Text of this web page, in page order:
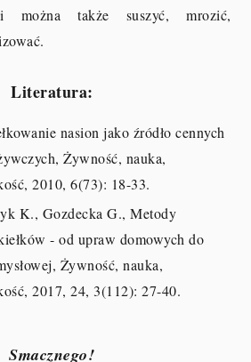
można także suszyć, mrozić,
Literatura:
nasion jako źródło cennych
Żywność, nauka,
2010, 6(73): 18-33.
K., Gozdecka G., Metody
- od upraw domowych do
Żywność, nauka,
2017, 24, 3(112): 27-40.
Smacznego!